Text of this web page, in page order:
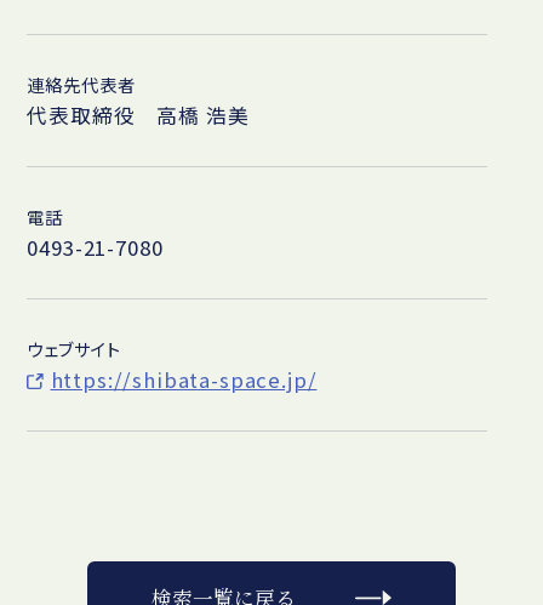
連絡先代表者
代表取締役 高橋 浩美
電話
0493-21-7080
ウェブサイト
https://shibata-space.jp/
検索一覧に戻る